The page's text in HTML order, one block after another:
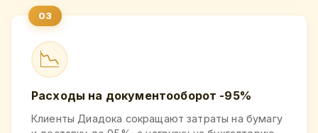
📉
Расходы на документооборот -95%
Клиенты Диадока сокращают затраты на бумагу